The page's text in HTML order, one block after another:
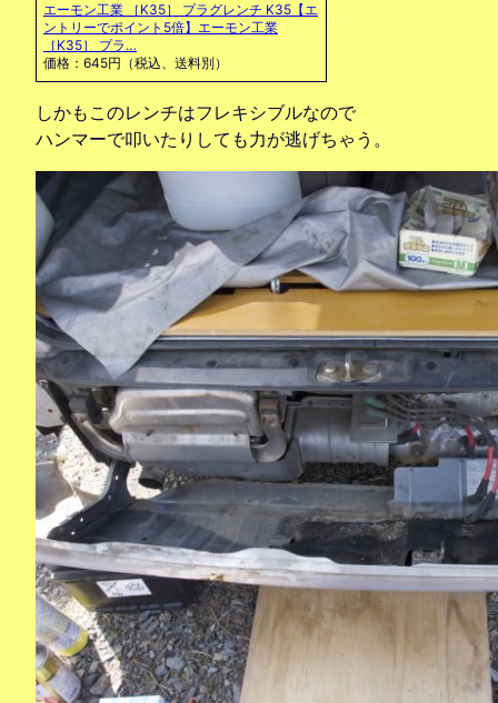
エーモン工業 ［K35］ プラグレンチ K35【エ
ントリーでポイント5倍】エーモン工業
［K35］ プラ…
価格：645円（税込、送料別）
しかもこのレンチはフレキシブルなので
ハンマーで叩いたりしても力が逃げちゃう。